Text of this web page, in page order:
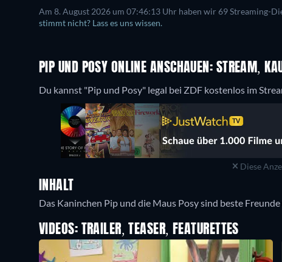
Am 8. August 2026 um 07:46:13 Uhr haben wir 69 Streaming-
stimmt nicht? Lass es uns wissen.
PIP UND POSY ONLINE ANSCHAUEN: STREAM,
Du kannst "Pip und Posy" legal bei ZDF kostenlos im
Diese
INHALT
Das Kaninchen Pip und die Maus Posy sind beste
VIDEOS: TRAILER, TEASER, FEATURETTES